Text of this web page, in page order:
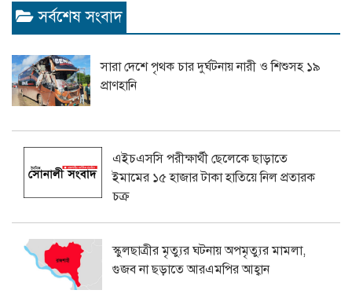
সর্বশেষ সংবাদ
সারা দেশে পৃথক চার দুর্ঘটনায় নারী ও শিশুসহ ১৯
প্রাণহানি
এইচএসসি পরীক্ষার্থী ছেলেকে ছাড়াতে
ইমামের ১৫ হাজার টাকা হাতিয়ে নিল প্রতারক
চক্র
স্কুলছাত্রীর মৃত্যুর ঘটনায় অপমৃত্যুর মামলা,
গুজব না ছড়াতে আরএমপির আহ্বান